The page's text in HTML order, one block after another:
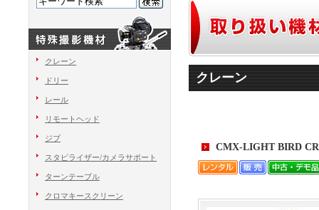
クレーン
CMX-LIGHT BIRD
クレーン
ドリー
レール
リモートヘッド
ジブ
スタピライザー/カメラサポート
ターンテーブル
クロマキースクリーン